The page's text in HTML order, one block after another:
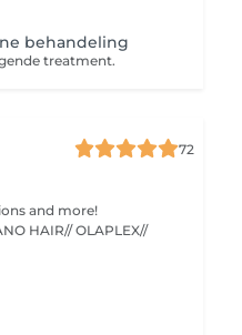
behandeling
treatment.
72
and more!
//KEUNE//MAXLISS NEDERLAND//HUMANO HAIR// OLAPLEX//